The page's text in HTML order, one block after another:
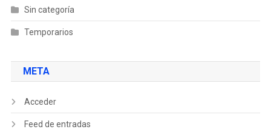
Sin categoría
Temporarios
META
Acceder
Feed de entradas